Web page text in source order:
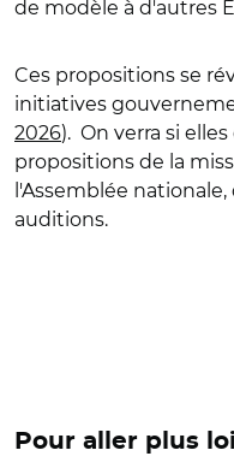
de modèle à d'autres
Ces propositions se
initiatives
2026). On verra si
propositions de la
l'Assemblée
auditions.
Pour aller plus